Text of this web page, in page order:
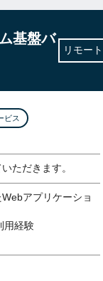
基盤バ
リモート
ビス
ただきます。
アプリケーショ
用経験